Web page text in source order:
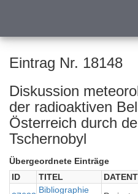
Eintrag Nr. 18148
Diskussion
der radioaktiven
Österreich durch
Tschernobyl
Übergeordnete Einträge
ID
TITEL
Bibliographie